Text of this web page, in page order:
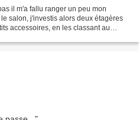
il m'a fallu ranger un peu mon
salon, j'investis alors deux étagères
accessoires, en les classant au